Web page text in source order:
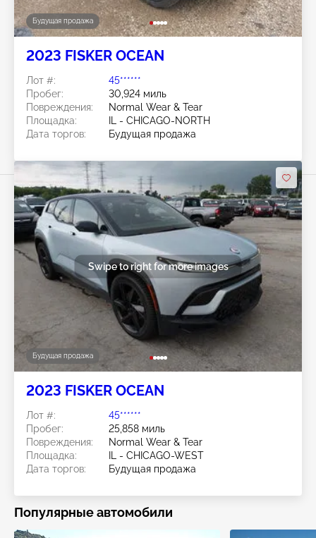
Будущая продажа
2023 FISKER OCEAN
Лот #:
45******
Пробег:
30,924 миль
Повреждения:
Normal Wear & Tear
Площадка:
IL - CHICAGO-NORTH
Дата торгов:
Будущая продажа
Будущая продажа
Swipe to right for more images
2023 FISKER OCEAN
Лот #:
45******
Пробег:
25,858 миль
Повреждения:
Normal Wear & Tear
Площадка:
IL - CHICAGO-WEST
Дата торгов:
Будущая продажа
Популярные автомобили